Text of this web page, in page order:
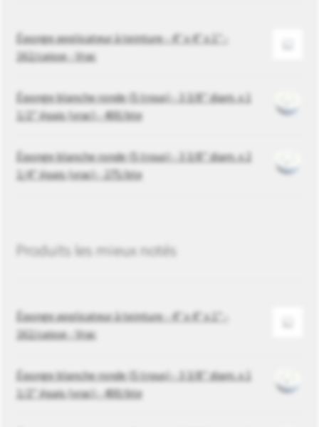
Éponge applicateur à teinture - 4" x 4" x 1" -
162/caisse - Vrac
Éponge blanche ronde (5 trous) - 3 3/8’’ diam. x 1
1/2’’ épais (vrac) - 400/bte
Éponge blanche ronde (5 trous) - 3 3/8’’ diam. x 2
1/4’’ épais (vrac) - 275/bte
Produits les mieux notés
Éponge applicateur à teinture - 4" x 4" x 1" -
162/caisse - Vrac
Éponge blanche ronde (5 trous) - 3 3/8’’ diam. x 1
1/2’’ épais (vrac) - 400/bte